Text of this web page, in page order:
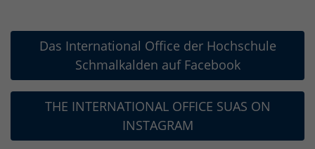
Das International Office der Hochschule
Schmalkalden auf Facebook
THE INTERNATIONAL OFFICE SUAS ON
INSTAGRAM